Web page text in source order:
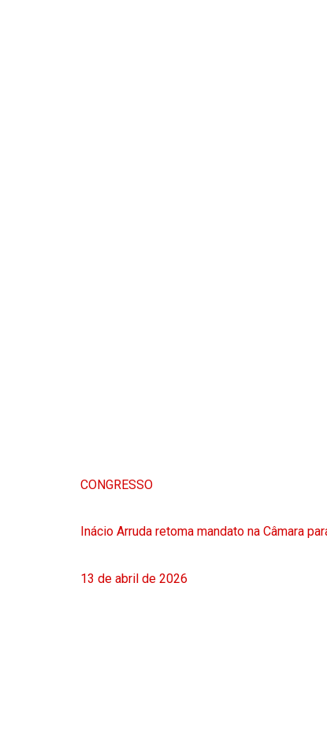
CONGRESSO
Inácio Arruda retoma mandato na Câmara
13 de abril de 2026